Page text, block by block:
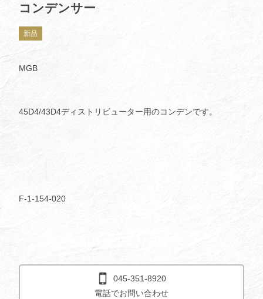
コンデンサー
新品
MGB
45D4/43D4ディストリビューター用のコンデンです。
F-1-154-020
045-351-8920
電話でお問い合わせ